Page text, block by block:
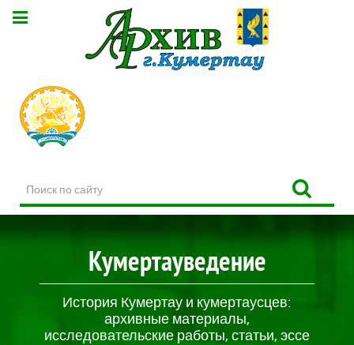
по
сайту
Кумертауведение
История Кумертау и кумертаусцев:
архивные материалы,
исследовательские работы, статьи, эссе